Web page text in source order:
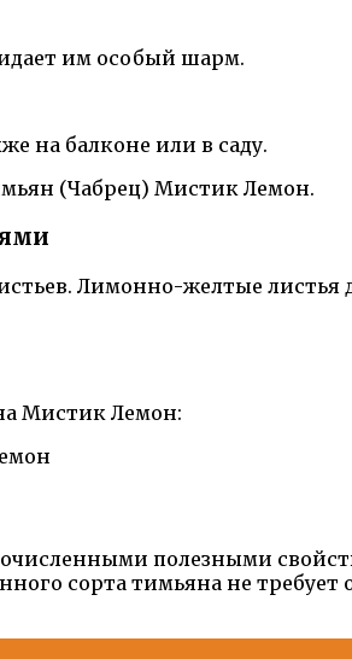
им особый шарм.
на балконе или в саду.
(Чабрец) Мистик Лемон.
Лимонно-желтые листья
Мистик Лемон:
полезными
сорта тимьяна не требует